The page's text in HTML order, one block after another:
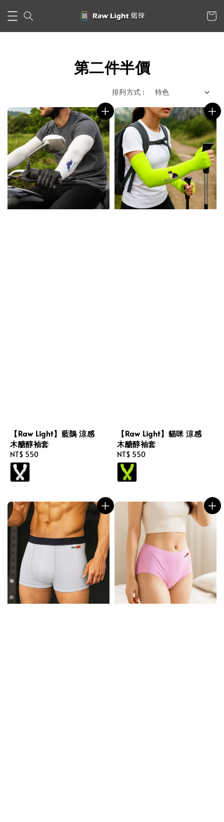
第二件半價
排列方式 :
【Raw Light】藍鵲 涼感
木醣醇袖套
Regular
price
NT$ 550
【Raw Light】貓咪 涼感
木醣醇袖套
Regular
price
NT$ 550